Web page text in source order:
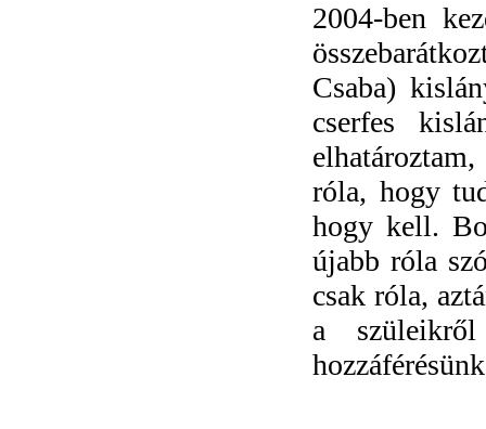
2004-ben
Csaba)
cserfes
róla, hogy
hogy kell.
újabb róla
csak róla,
a